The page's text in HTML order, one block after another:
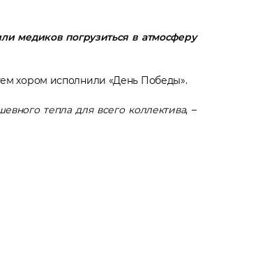
медиков погрузиться в атмосферу
хором исполнили «День Победы».
тепла для всего коллектива, –